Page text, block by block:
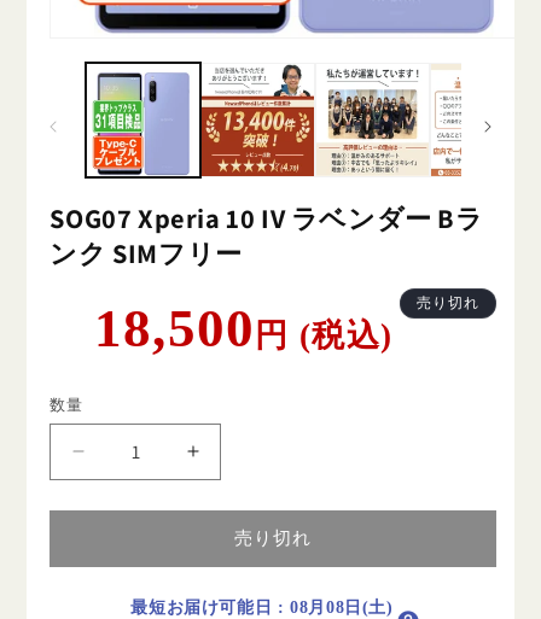
SOG07 Xperia 10 IV ラベンダー Bラ
ンク SIMフリー
18,500 円 (税込)
売り切れ
数量
SOG07
Xperia
10
ラ
SOG07
Xperia
10
ラ
ベ
売り切れ
最短お届け可能日 :08月08日(土)